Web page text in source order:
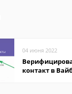
04 июня 2022
контакт в